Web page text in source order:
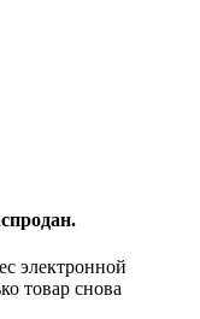
электронной
товар снова